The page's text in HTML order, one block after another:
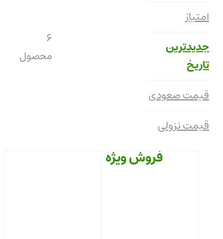
6
محصول
امتیاز
جدیدترین
تاریخ
قیمت صعودی
قیمت نزولی
فروش ویژه